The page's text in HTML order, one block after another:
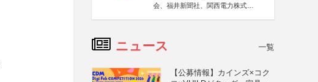
会、福井新聞社、関西電力株式会
ニュース 一覧
【公募情報】カインズ×コク